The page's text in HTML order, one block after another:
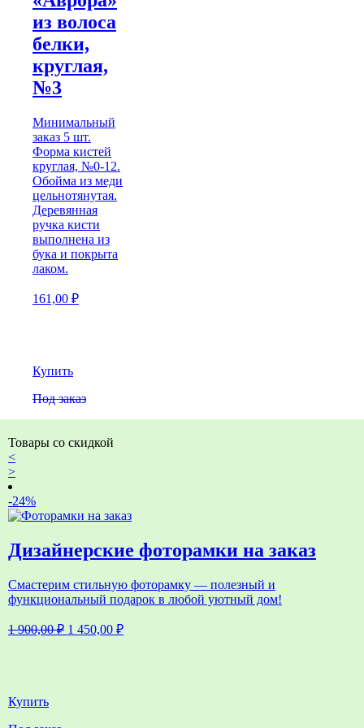
из волоса
белки,
круглая,
№3
Минимальный
заказ 5 шт.
Форма кистей
круглая, №0-12.
Обойма из меди
цельнотянутая.
Деревянная
ручка кисти
выполнена из
бука и покрыта
лаком.
161,00 ₽
Купить
Под заказ
Товары со скидкой
<
>
-24%
Дизайнерские фоторамки на заказ
Смастерим стильную фоторамку — полезный и
функциональный подарок в любой уютный дом!
1 900,00₽ Первоначальная
1 450,00 ₽Текущая
Купить